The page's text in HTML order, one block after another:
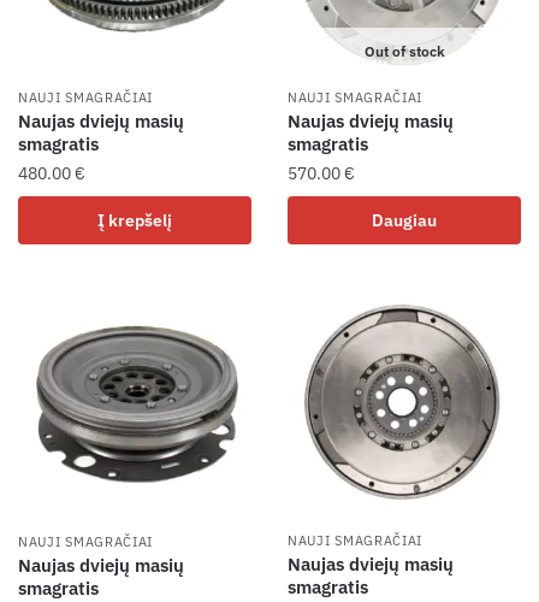
NAUJI SMAGRAČIAI
Naujas dviejų masių
smagratis
480.00€
Į krepšelį
Out of stock
NAUJI SMAGRAČIAI
Naujas dviejų masių
smagratis
570.00€
Daugiau
NAUJI SMAGRAČIAI
Naujas dviejų masių
smagratis
NAUJI SMAGRAČIAI
Naujas dviejų masių
smagratis